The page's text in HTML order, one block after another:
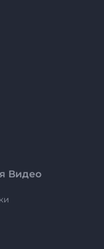
Видео